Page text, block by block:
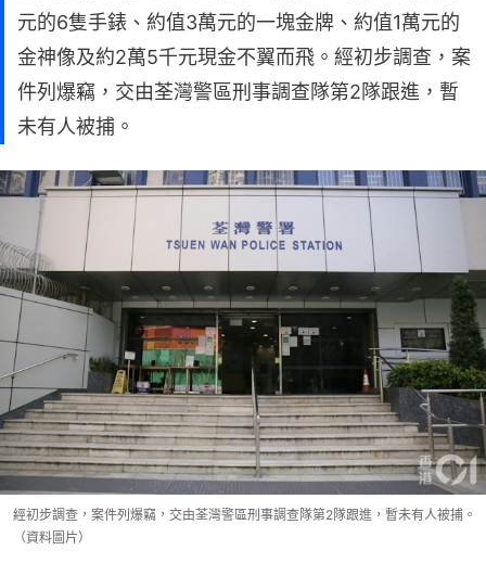
元的6隻手錶、約值3萬元的一塊金牌、約值1萬元的
金神像及約2萬5千元現金不翼而飛。經初步調查，案
件列爆竊，交由荃灣警區刑事調查隊第2隊跟進，暫
未有人被捕。
經初步調查，案件列爆竊，交由荃灣警區刑事調查隊第2隊跟進，暫未有人被捕。
（資料圖片）